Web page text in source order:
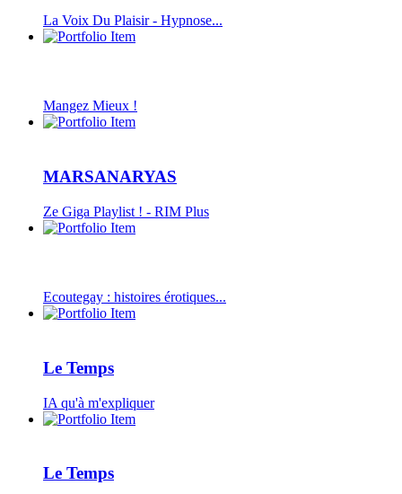
La Voix Du Plaisir - Hypnose...
Mangez Mieux !
MARSANARYAS
Ze Giga Playlist ! - RIM Plus
Ecoutegay : histoires érotiques...
Le Temps
IA qu'à m'expliquer
Le Temps